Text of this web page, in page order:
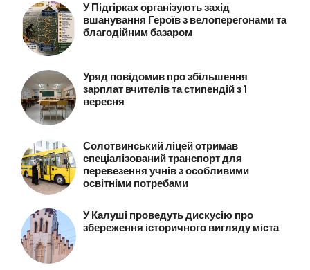
У Підгірках організують захід
вшанування Героїв з велоперегонами та
благодійним базаром
Уряд повідомив про збільшення
зарплат вчителів та стипендій з 1
вересня
Солотвинський ліцей отримав
спеціалізований транспорт для
перевезення учнів з особливими
освітніми потребами
У Калуші проведуть дискусію про
збереження історичного вигляду міста